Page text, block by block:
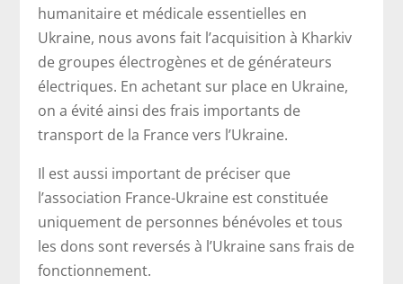
humanitaire et médicale essentielles en
Ukraine, nous avons fait l’acquisition à Kharkiv
de groupes électrogènes et de générateurs
électriques. En achetant sur place en Ukraine,
on a évité ainsi des frais importants de
transport de la France vers l’Ukraine.
Il est aussi important de préciser que
l’association France-Ukraine est constituée
uniquement de personnes bénévoles et tous
les dons sont reversés à l’Ukraine sans frais de
fonctionnement.